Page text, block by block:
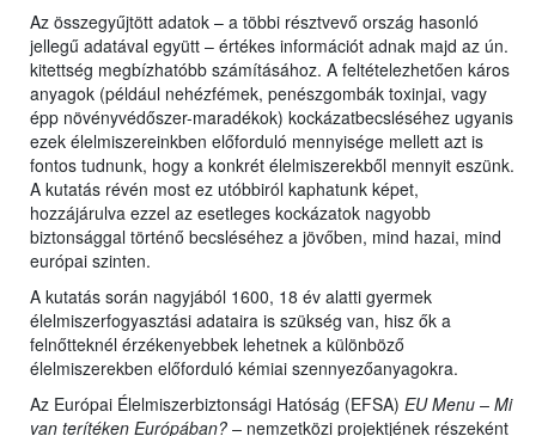
Az összegyűjtött adatok – a többi résztvevő ország hasonló
jellegű adatával együtt – értékes információt adnak majd az ún.
kitettség megbízhatóbb számításához. A feltételezhetően káros
anyagok (például nehézfémek, penészgombák toxinjai, vagy
épp növényvédőszer-maradékok) kockázatbecsléséhez ugyanis
ezek élelmiszereinkben előforduló mennyisége mellett azt is
fontos tudnunk, hogy a konkrét élelmiszerekből mennyit eszünk.
A kutatás révén most ez utóbbiról kaphatunk képet,
hozzájárulva ezzel az esetleges kockázatok nagyobb
biztonsággal történő becsléséhez a jövőben, mind hazai, mind
európai szinten.
A kutatás során nagyjából 1600, 18 év alatti gyermek
élelmiszerfogyasztási adataira is szükség van, hisz ők a
felnőtteknél érzékenyebbek lehetnek a különböző
élelmiszerekben előforduló kémiai szennyezőanyagokra.
Az Európai Élelmiszerbiztonsági Hatóság (EFSA) EU Menu – Mi
van terítéken Európában? – nemzetközi projektjének részeként